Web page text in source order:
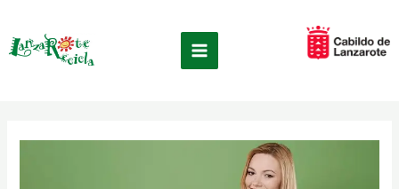
contenido